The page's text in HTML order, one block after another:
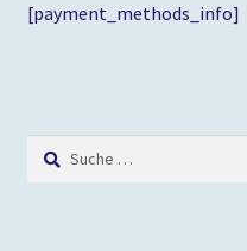
[payment_methods_info]
Suche
nach: